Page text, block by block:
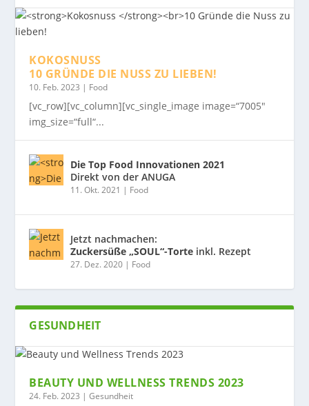
KOKOSNUSS
10 GRÜNDE DIE NUSS ZU LIEBEN!
10. Feb. 2023 | Food
[vc_row][vc_column][vc_single_image image=“7005″
img_size=“full“...
Die Top Food Innovationen 2021
Direkt von der ANUGA
11. Okt. 2021 | Food
Jetzt nachmachen:
Zuckersüße „SOUL“-Torte inkl. Rezept
27. Dez. 2020 | Food
GESUNDHEIT
BEAUTY UND WELLNESS TRENDS 2023
24. Feb. 2023 |Gesundheit